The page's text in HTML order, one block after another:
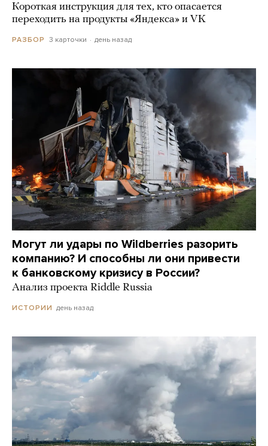
Короткая инструкция для тех, кто опасается
переходить на продукты «Яндекса» и VK
РАЗБОР 3 карточки день назад
Могут ли удары по Wildberries разорить
компанию? И способны ли они привести
к банковскому кризису в России?
Анализ проекта Riddle Russia
ИСТОРИИ день назад